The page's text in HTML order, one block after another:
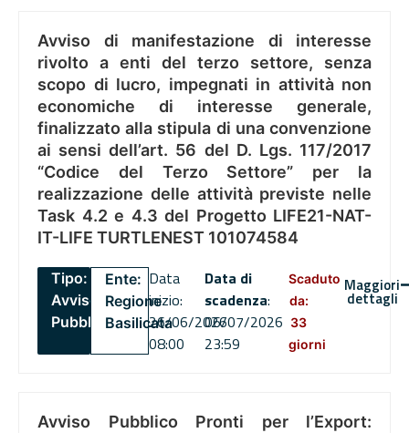
Avviso di manifestazione di interesse
rivolto a enti del terzo settore, senza
scopo di lucro, impegnati in attività non
economiche di interesse generale,
finalizzato alla stipula di una convenzione
ai sensi dell’art. 56 del D. Lgs. 117/2017
“Codice del Terzo Settore” per la
realizzazione delle attività previste nelle
Task 4.2 e 4.3 del Progetto LIFE21-NAT-
IT-LIFE TURTLENEST 101074584
Tipo:
Avviso
Pubblico
Ente:
Regione
Basilicata
Data
inizio:
26/06/2026
08:00
Data di
scadenza:
06/07/2026
23:59
Scaduto
da:
33
giorni
Maggiori
dettagli
Avviso Pubblico Pronti per l’Export: